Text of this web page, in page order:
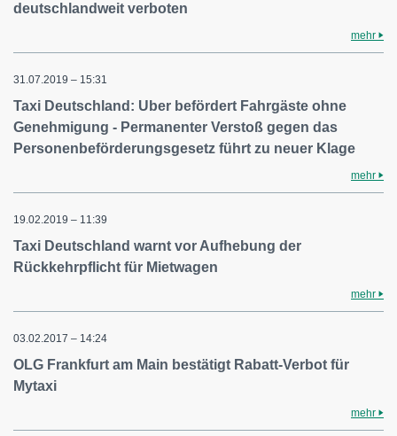
deutschlandweit verboten
mehr
31.07.2019 – 15:31
Taxi Deutschland: Uber befördert Fahrgäste ohne
Genehmigung - Permanenter Verstoß gegen das
Personenbeförderungsgesetz führt zu neuer Klage
mehr
19.02.2019 – 11:39
Taxi Deutschland warnt vor Aufhebung der
Rückkehrpflicht für Mietwagen
mehr
03.02.2017 – 14:24
OLG Frankfurt am Main bestätigt Rabatt-Verbot für
Mytaxi
mehr